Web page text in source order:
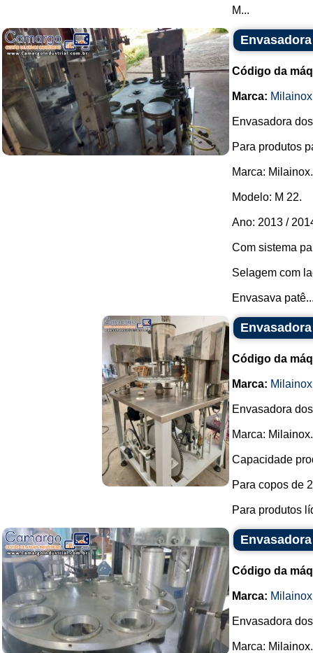
M...
Código da
Marca: Milainox
Envasadora
Para produtos
Marca: Milainox.
Modelo: M 22.
Ano: 2013 /
Com sistema
Selagem com
Envasava
Código da
Marca: Milainox
Envasadora
Marca: Milainox.
Capacidade
Para copos de
Para produtos
Código da
Marca: Milainox
Envasadora
Marca: Milainox.